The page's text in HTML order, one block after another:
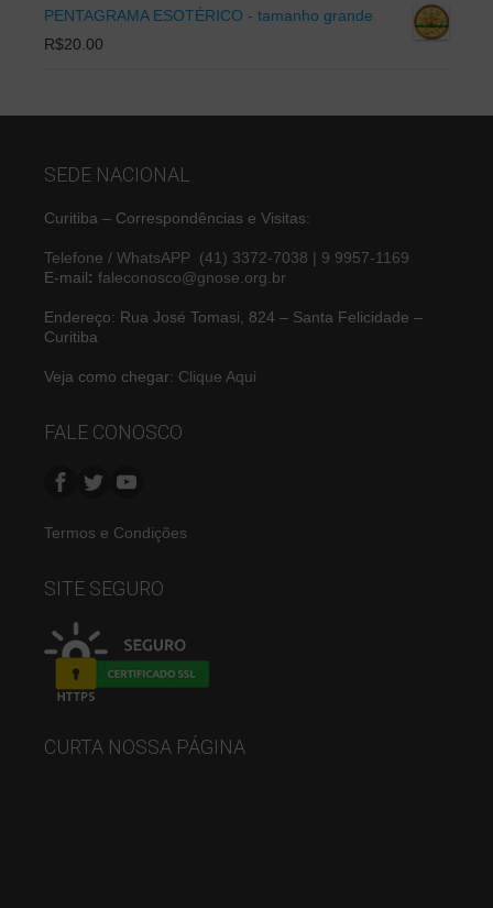
PENTAGRAMA ESOTÉRICO - tamanho grande
R$20.00
SEDE NACIONAL
Curitiba – Correspondências e Visitas:
Telefone / WhatsAPP (41) 3372-7038 | 9 9957-1169
E-mail: faleconosco@gnose.org.br
Endereço: Rua José Tomasi, 824 – Santa Felicidade –
Curitiba
Veja como chegar: Clique Aqui
FALE CONOSCO
Termos e Condições
SITE SEGURO
CURTA NOSSA PÁGINA